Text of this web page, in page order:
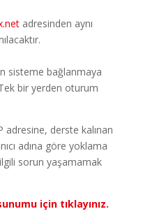
adresinden aynı
sisteme bağlanmaya
bir yerden oturum
adresine, derste kalınan
adına göre yoklama
sorun yaşamamak
için tıklayınız.